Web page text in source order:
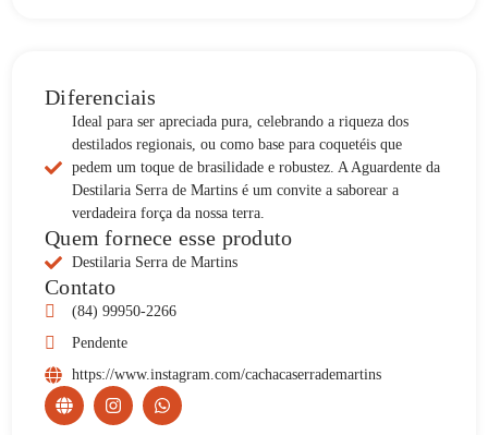
Diferenciais
Ideal para ser apreciada pura, celebrando a riqueza dos
destilados regionais, ou como base para coquetéis que
pedem um toque de brasilidade e robustez. A Aguardente da
Destilaria Serra de Martins é um convite a saborear a
verdadeira força da nossa terra.
Quem fornece esse produto
Destilaria Serra de Martins
Contato
(84) 99950-2266
Pendente
https://www.instagram.com/cachacaserrademartins